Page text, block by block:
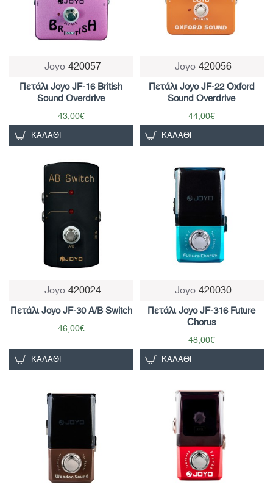
Joyo420057
Πετάλι Joyo JF-16 British
Sound Overdrive
43,00€
ΚΑΛΆΘΙ
Joyo420056
Πετάλι Joyo JF-22 Oxford
Sound Overdrive
44,00€
ΚΑΛΆΘΙ
Joyo420024
Πετάλι Joyo JF-30 A/B Switch
46,00€
ΚΑΛΆΘΙ
Joyo420030
Πετάλι Joyo JF-316 Future
Chorus
48,00€
ΚΑΛΆΘΙ